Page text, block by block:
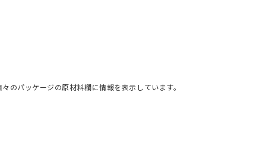
のパッケージの原材料欄に情報を表示しています。